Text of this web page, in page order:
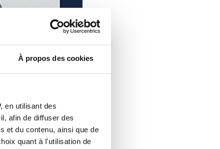
À propos des cookies
en utilisant des
afin de diffuser des
et du contenu, ainsi que de
quant à l'utilisation de